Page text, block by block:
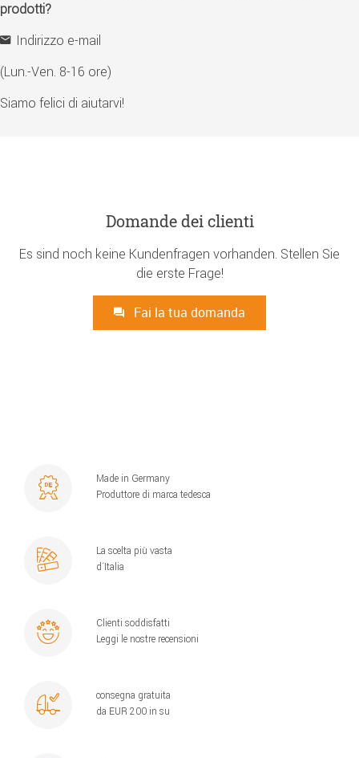
prodotti?
Indirizzo e-mail
(Lun.-Ven. 8-16 ore)
Siamo felici di aiutarvi!
Domande dei clienti
Es sind noch keine Kundenfragen vorhanden. Stellen Sie
die erste Frage!
Fai la tua domanda
Made in Germany
Produttore di marca tedesca
La scelta più vasta
d´Italia
Clienti soddisfatti
Leggi le nostre recensioni
consegna gratuita
da EUR 200 in su